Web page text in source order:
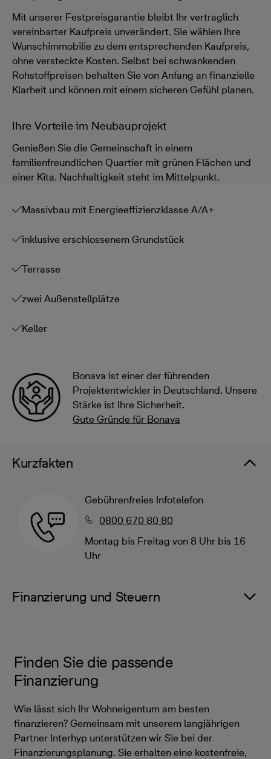
Mit unserer Festpreisgarantie bleibt Ihr vertraglich
vereinbarter Kaufpreis unverändert. Sie wählen Ihre
Wunschimmobilie zu dem entsprechenden Kaufpreis,
ohne versteckte Kosten. Selbst bei schwankenden
Rohstoffpreisen behalten Sie von Anfang an finanzielle
Klarheit und können mit einem sicheren Gefühl planen.
Ihre Vorteile im Neubauprojekt
Genießen Sie die Gemeinschaft in einem
familienfreundlichen Quartier mit grünen Flächen und
einer Kita. Nachhaltigkeit steht im Mittelpunkt.
Massivbau mit Energieeffizienzklasse A/A+
inklusive erschlossenem Grundstück
Terrasse
zwei Außenstellplätze
Keller
Bonava ist einer der führenden
Projektentwickler in Deutschland. Unsere
Stärke ist Ihre Sicherheit.
Gute Gründe für Bonava
Kurzfakten
Gebührenfreies Infotelefon
0800 670 80 80
Montag bis Freitag von 8 Uhr bis 16
Uhr
Finanzierung und Steuern
Finden Sie die passende
Finanzierung
Wie lässt sich Ihr Wohneigentum am besten
finanzieren? Gemeinsam mit unserem langjährigen
Partner Interhyp unterstützen wir Sie bei der
Finanzierungsplanung. Sie erhalten eine kostenfreie,